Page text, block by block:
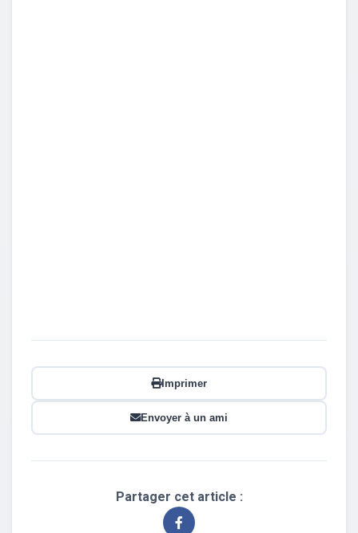
Imprimer
Envoyer à un ami
Partager cet article :